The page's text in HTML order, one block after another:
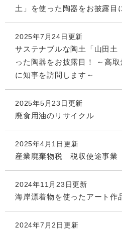
土」を使った陶器をお披露目
2025年7月24日更新
サステナブルな陶土「山田土
った陶器をお披露目！ ～高
に知事を訪問します～
2025年5月23日更新
廃食用油のリサイクル
2025年4月1日更新
産業廃棄物税 税収使途事業
2024年11月23日更新
海岸漂着物を使ったアート作
2024年7月2日更新